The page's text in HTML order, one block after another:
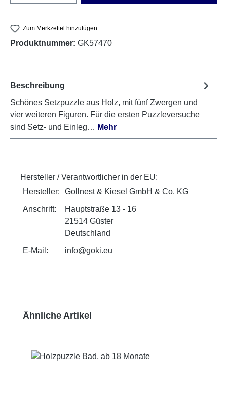
Zum Merkzettel hinzufügen
Produktnummer: GK57470
Beschreibung
Schönes Setzpuzzle aus Holz, mit fünf Zwergen und
vier weiteren Figuren. Für die ersten Puzzleversuche
sind Setz- und Einleg… Mehr
Hersteller / Verantwortlicher in der EU:
Hersteller:
Gollnest & Kiesel GmbH & Co. KG
Anschrift:
Hauptstraße 13 - 16
21514 Güster
Deutschland
E-Mail:
info@goki.eu
Produktgalerie überspringen
Ähnliche Artikel